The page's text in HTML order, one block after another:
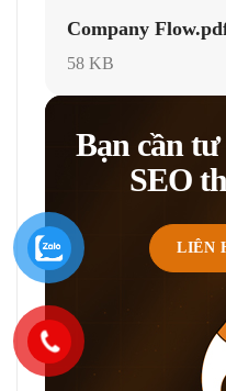
Company
58 KB
Bạn cần
SEO
LIÊN